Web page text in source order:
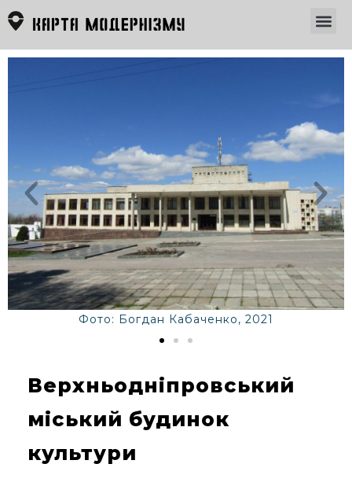
Фото: Богдан Кабаченко, 2021
Верхньодніпровський
міський будинок
культури